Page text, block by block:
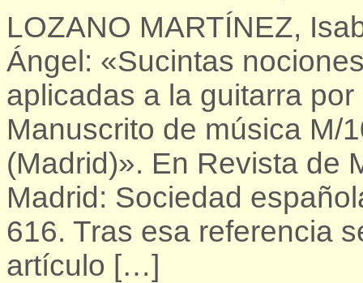
LOZANO MARTÍNEZ,
Ángel: «Sucintas
aplicadas a la guitarra
Manuscrito de música M/
(Madrid)». En Revista de
Madrid: Sociedad
616. Tras esa referencia
artículo […]